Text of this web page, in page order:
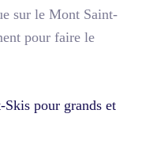
sur le Mont Saint-
pour faire le
pour grands et